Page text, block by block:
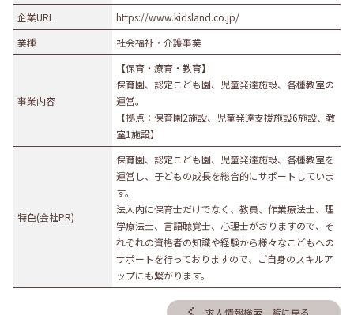
企業URL
https://www.kidsland.co.jp/
業種
社会福祉・介護事業
事業内容
【保育・療育・教育】
保育園、認定こども園、児童発達施設、各種教室の
運営。
【拠点：保育園2施設、児童発達支援施設6施設、教
室1施設】
特色(会社PR)
保育園、認定こども園、児童発達施設、各種教室を
運営し、子どもの成長を総合的にサポートしていま
す。
法人内に保育士だけでなく、教員、作業療法士、理
学療法士、言語聴覚士、心理士がおりますので、そ
れぞれの資格者の知識や経験から様々なこどもへの
サポートを行っておりますので、ご自身のスキルア
ップにも繋がります。
求人情報検索一覧に戻る